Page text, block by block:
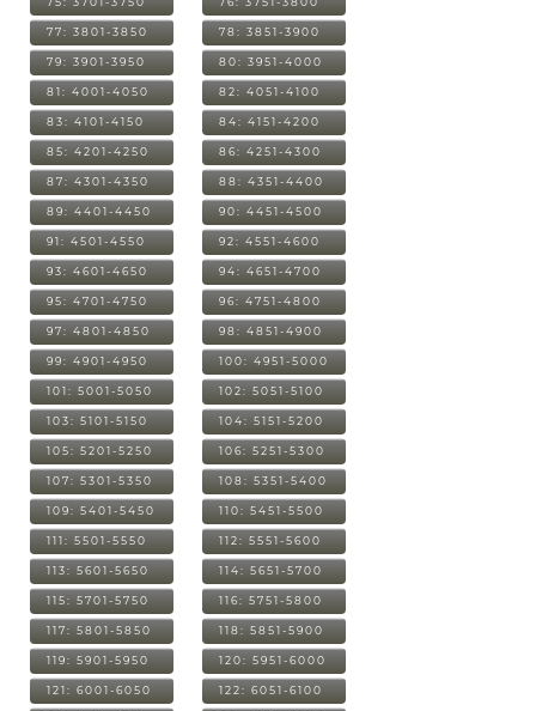
77: 3801-3850 78: 3851-3900
79: 3901-3950 80: 3951-4000
81: 4001-4050 82: 4051-4100
83: 4101-4150 84: 4151-4200
85: 4201-4250 86: 4251-4300
87: 4301-4350 88: 4351-4400
89: 4401-4450 90: 4451-4500
91: 4501-4550 92: 4551-4600
93: 4601-4650 94: 4651-4700
95: 4701-4750 96: 4751-4800
97: 4801-4850 98: 4851-4900
99: 4901-4950 100: 4951-5000
101: 5001-5050 102: 5051-5100
103: 5101-5150 104: 5151-5200
105: 5201-5250 106: 5251-5300
107: 5301-5350 108: 5351-5400
109: 5401-5450 110: 5451-5500
111: 5501-5550 112: 5551-5600
113: 5601-5650 114: 5651-5700
115: 5701-5750 116: 5751-5800
117: 5801-5850 118: 5851-5900
119: 5901-5950 120: 5951-6000
121: 6001-6050 122: 6051-6100